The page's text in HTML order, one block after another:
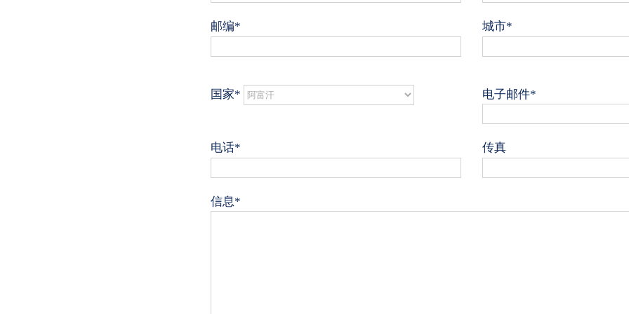
邮编* 城市*
国家* 电子邮件*
电话* 传真
信息*